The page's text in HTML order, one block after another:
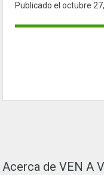
Publicado el octubre
Acerca de VEN A